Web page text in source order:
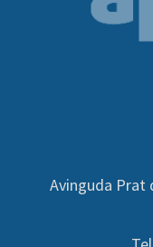
Avinguda Prat